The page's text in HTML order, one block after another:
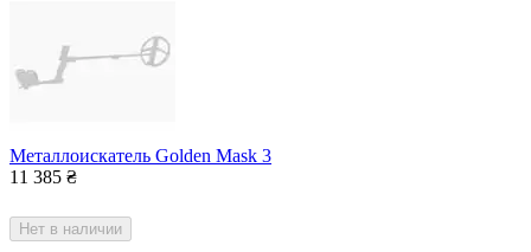
​Металлоискатель Golden Mask 3
11 385 ₴
Нет в наличии